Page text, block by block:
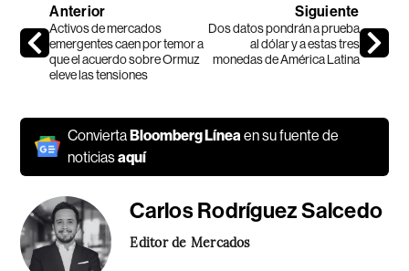
Anterior
Activos de mercados
emergentes caen por temor a
que el acuerdo sobre Ormuz
eleve las tensiones
Siguiente
Dos datos pondrán a prueba
al dólar y a estas tres
monedas de América Latina
ConviertaBloomberg Línea en su fuente de
noticiasaquí
Carlos Rodríguez Salcedo
Editor de Mercados